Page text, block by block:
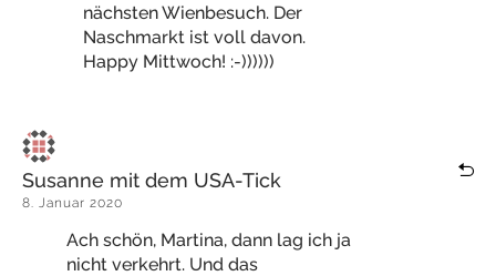
nächsten Wienbesuch. Der
Naschmarkt ist voll davon.
Happy Mittwoch! :-))))))
Susanne mit dem USA-Tick
8. Januar 2020
Ach schön, Martina, dann lag ich ja
nicht verkehrt. Und das